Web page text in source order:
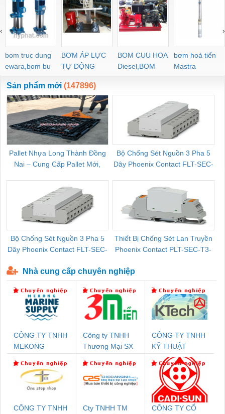
bom truc dung
ewara,bom bu
ewara
BƠM ÁP LỰC
TỰ ĐỘNG
BOM CUU HOA
Diesel,BOM
CHUA CHAY
bơm hoả tiển
Mastra
‹ ›
Sản phẩm mới (147896)
Pallet Nhựa Long Thành Đồng
Nai – Cung Cấp Pallet Mới,
Bộ Chống Sét Nguồn 3 Pha 5
Dây Phoenix Contact FLT-SEC-
Bộ Chống Sét Nguồn 3 Pha 5
Dây Phoenix Contact FLT-SEC-
Thiết Bị Chống Sét Lan Truyền
Phoenix Contact PLT-SEC-T3-
Nhà cung cấp chuyên nghiệp
CÔNG TY TNHH
MEKONG
Công ty TNHH
Thương Mại SX
CÔNG TY TNHH
KỸ THUẬT
KTECH VIỆT
NAM
CÔNG TY TNHH
Cty TNHH TM
CÔNG TY CỔ